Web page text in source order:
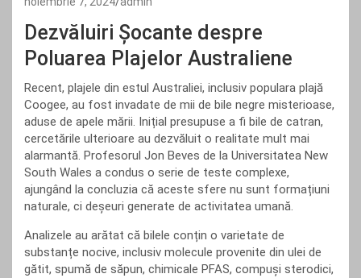
Dezvăluiri Șocante despre
Poluarea Plajelor Australiene
Recent, plajele din estul Australiei, inclusiv populara plajă
Coogee, au fost invadate de mii de bile negre misterioase,
aduse de apele mării. Inițial presupuse a fi bile de catran,
cercetările ulterioare au dezvăluit o realitate mult mai
alarmantă. Profesorul Jon Beves de la Universitatea New
South Wales a condus o serie de teste complexe,
ajungând la concluzia că aceste sfere nu sunt formațiuni
naturale, ci deșeuri generate de activitatea umană.
Analizele au arătat că bilele conțin o varietate de
substanțe nocive, inclusiv molecule provenite din ulei de
gătit, spumă de săpun, chimicale PFAS, compuși sterodici,